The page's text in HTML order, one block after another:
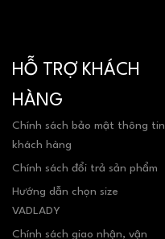
HỖ TRỢ KHÁCH
HÀNG
Chính sách bảo mật thông tin
khách hàng
Chính sách đổi trả sản phẩm
Hướng dẫn chọn size
VADLADY
Chính sách giao nhận, vận